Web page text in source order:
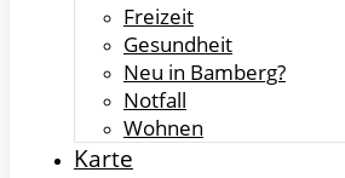
Freizeit
Gesundheit
Neu in Bamberg?
Notfall
Wohnen
Karte